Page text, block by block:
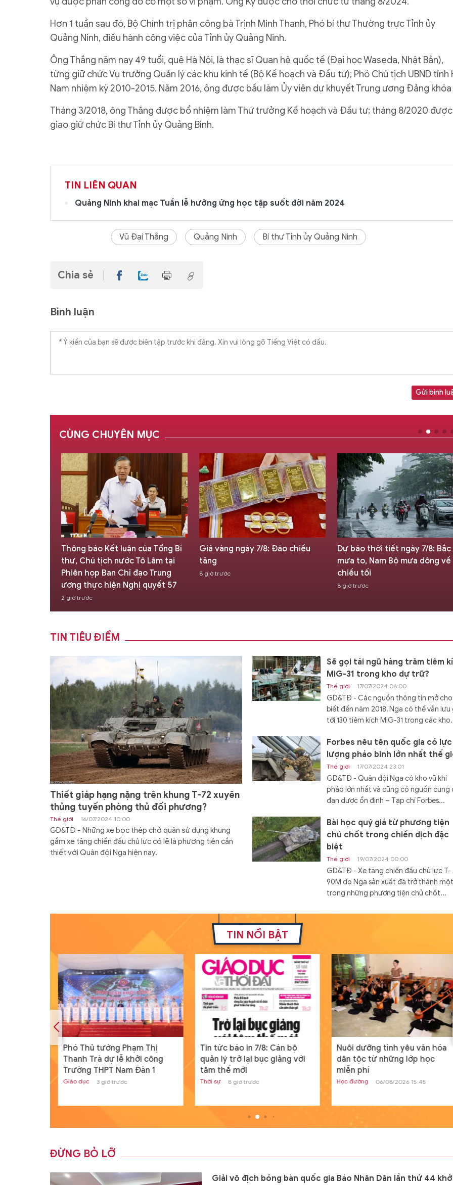
Hơn 1 tuần sau đó, Bộ Chính trị phân công bà Trịnh Minh Thanh, Phó bí thư Thường trực Tỉnh ủy
Quảng Ninh, điều hành công việc của Tỉnh ủy Quảng Ninh.
Ông Thắng năm nay 49 tuổi, quê Hà Nội, là thạc sĩ Quan hệ quốc tế (Đại học Waseda, Nhật Bản),
từng giữ chức Vụ trưởng Quản lý các khu kinh tế (Bộ Kế hoạch và Đầu tư); Phó Chủ tịch UBND tỉnh
Nam nhiệm kỳ 2010-2015. Năm 2016, ông được bầu làm Ủy viên dự khuyết Trung ương Đảng khóa
Tháng 3/2018, ông Thắng được bổ nhiệm làm Thứ trưởng Kế hoạch và Đầu tư; tháng 8/2020 được
giao giữ chức Bí thư Tỉnh ủy Quảng Bình.
TIN LIÊN QUAN
Quảng Ninh khai mạc Tuần lễ hưởng ứng học tập suốt đời năm 2024
Vũ Đại Thắng Quảng Ninh Bí thư Tỉnh ủy Quảng Ninh
Chia sẻ
Bình luận
Gửi bình
CÙNG CHUYÊN MỤC
Thông báo Kết luận của Tổng Bí
thư, Chủ tịch nước Tô Lâm tại
Phiên họp Ban Chỉ đạo Trung
ương thực hiện Nghị quyết 57
2 giờ trước
Giá vàng ngày 7/8: Đảo chiều
tăng
8 giờ trước
Dự báo thời tiết ngày 7/8: Bắc
mưa to, Nam Bộ mưa dông về
chiều tối
8 giờ trước
TIN TIÊU ĐIỂM
Thiết giáp hạng nặng trên khung T-72 xuyên
thủng tuyến phòng thủ đối phương?
Thế giới 16/07/2024 10:00
GD&TĐ - Những xe bọc thép chở quân sử dụng khung
gầm xe tăng chiến đấu chủ lực có lẽ là phương tiện cần
thiết với Quân đội Nga hiện nay.
Sẽ gọi tái ngũ hàng trăm tiêm
MiG-31 trong kho dự trữ?
Thế giới 17/07/2024 06:00
GD&TĐ - Các nguồn thông tin mở cho
biết đến năm 2018, Nga có thể vẫn lưu
tới 130 tiêm kích MiG-31 trong các
Forbes nêu tên quốc gia có lực
lượng pháo binh lớn nhất thế
Thế giới 17/07/2024 23:01
GD&TĐ - Quân đội Nga có kho vũ khí
pháo lớn nhất và cũng có nguồn cung
đạn dược ổn định – Tạp chí Forbes...
Bài học quý giá từ phương tiện
chủ chốt trong chiến dịch đặc
biệt
Thế giới 19/07/2024 00:00
GD&TĐ - Xe tăng chiến đấu chủ lực T-
90M do Nga sản xuất đã trở thành một
trong những phương tiện chủ chốt...
Đóng hàng loạt tàu đổ bộ Dự
án 11711 mang lại khả năng tác chiến
hơn cho Hải quân Nga.
Nam sinh người Tày đỗ đầu khối
A01 tỉnh Lạng Sơn từng bỏ
loại HSG quốc gia
Học đường 20/07/2024 00:04
GD&TĐ - Dù điều kiện học tập có phần
hạn chế nhưng, Dương Đình Thanh
dân tộc Tày vẫn sở hữu điểm số ba
Tìm ra nguyên nhân máy tính
19/07/2024 13:19
Windows được báo cáo ở nhiều quốc
TIN NỔI BẬT
Phó Thủ tướng Phạm Thị
Thanh Trà dự lễ khởi công
Trường THPT Nam Đàn 1
Giáo dục 3 giờ trước
Tin tức báo in 7/8: Cán bộ
quản lý trở lại bục giảng với
tâm thế mới
Thời sự 8 giờ trước
Nuôi dưỡng tình yêu văn hóa
dân tộc từ những lớp học
miễn phí
Học đường 06/08/2026 15:45
ĐỪNG BỎ LỠ
Giải vô địch bóng bàn quốc gia Báo Nhân Dân lần thứ 44